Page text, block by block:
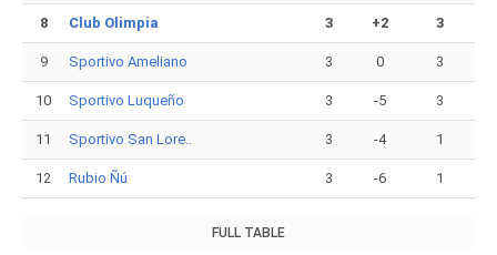
8 Club Olimpia 3 +2 3
9 Sportivo Ameliano 3 0 3
10 Sportivo Luqueño 3 -5 3
11 Sportivo San Lore.. 3 -4 1
12 Rubio Ñú 3 -6 1
FULL TABLE